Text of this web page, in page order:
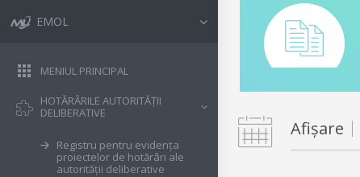
EMOL
MENIUL PRINCIPAL
HOTĂRÂRILE AUTORITĂȚII
DELIBERATIVE
Registru pentru evidența
proiectelor de hotărâri ale
autorității deliberative
Afișare